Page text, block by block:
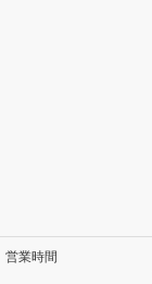
営業時間